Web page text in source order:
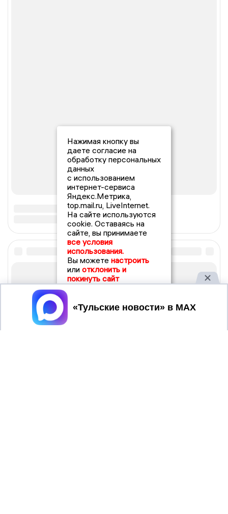
Нажимая кнопку вы
даете согласие на
обработку персональных
данных
с использованием
интернет-сервиса
Яндекс.Метрика,
top.mail.ru, LiveInternet.
На сайте используются
cookie. Оставаясь на
сайте, вы принимаете
все условия
использования.
Вы можете настроить
или отклонить и
покинуть сайт
Принять